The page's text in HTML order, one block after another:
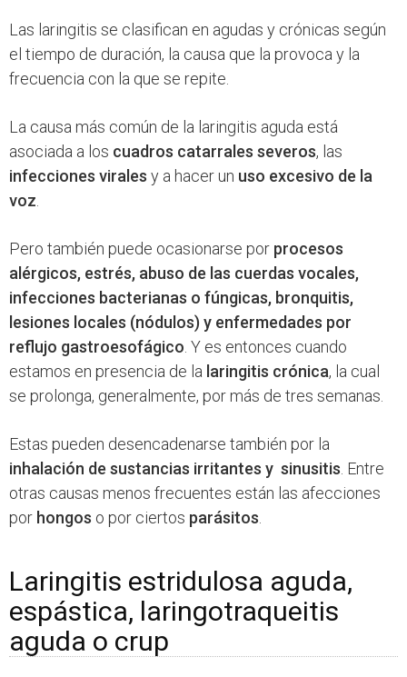
Las laringitis se clasifican en agudas y crónicas según
el tiempo de duración, la causa que la provoca y la
frecuencia con la que se repite.
La causa más común de la laringitis aguda está
asociada a los cuadros catarrales severos, las
infecciones virales y a hacer un uso excesivo de la
voz
Pero también puede ocasionarse por procesos
alérgicos, estrés, abuso de las cuerdas vocales,
infecciones bacterianas o fúngicas, bronquitis,
lesiones locales (nódulos) y enfermedades por
reflujo gastroesofágico . Y es entonces cuando
estamos en presencia de la laringitis crónica, la cual
se prolonga, generalmente, por más de tres semanas.
Estas pueden desencadenarse también por la
inhalación de sustancias irritantes y sinusitis . Entre
otras causas menos frecuentes están las afecciones
por hongos o por ciertos parásitos
Laringitis estridulosa aguda,
espástica, laringotraqueitis
aguda o crup